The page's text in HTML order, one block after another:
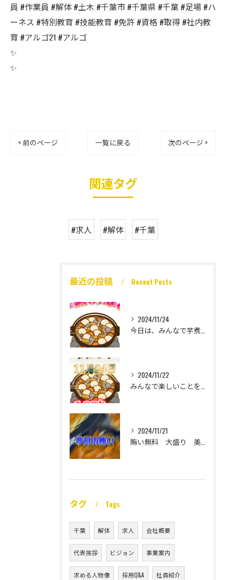
員 #作業員 #解体 #土木 #千葉市 #千葉県 #千葉 #足場 #ハ
ーネス #特別教育 #技能教育 #免許 #資格 #取得 #社内教
育 #アルゴ21 #アルゴ
✨
✨
< 前のページ 一覧に戻る 次のページ >
関連タグ
#求人 #解体 #千葉
最近の投稿 Recent Posts
2024/11/24
2024/11/22
2024/11/21
タグ Tags
千葉 解体 求人 会社概要
代表挨拶 ビジョン 事業案内
求める人物像 採用Q&A 社員紹介